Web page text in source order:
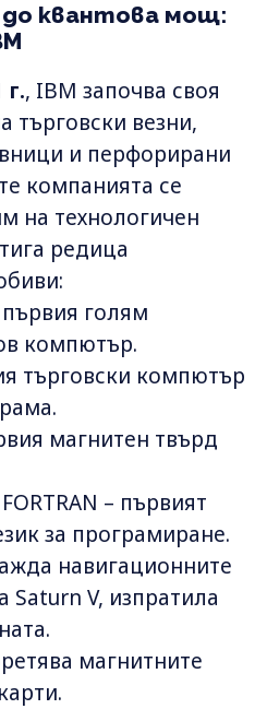
квантова мощ:
г., IBM започва своя
търговски везни,
и перфорирани
компанията се
на технологичен
редица
голям
компютър.
търговски компютър
магнитен твърд
– първият
за програмиране.
навигационните
Saturn V, изпратила
магнитните